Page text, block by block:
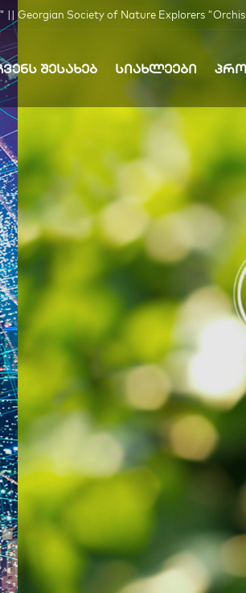
Georgian Society of Nature Explorers
ᲨᲔᲡᲐᲮᲔᲑ ᲡᲘᲐᲮᲚᲔᲔᲑᲘ